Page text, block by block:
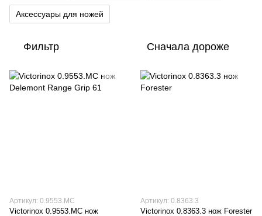
Аксессуары для ножей
Фильтр Сначала дороже
Артикул: 0.9553.MC
Victorinox 0.9553.MC нож
Артикул: 0.8363.3
Victorinox 0.8363.3 нож Forester